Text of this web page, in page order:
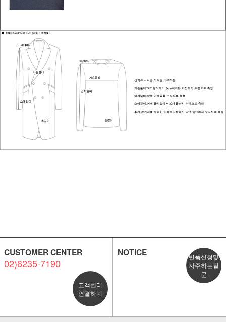
CUSTOMER CENTER
02)6235-7190
고객센터
연결하기
NOTICE
반품신청및
자주하는질
문